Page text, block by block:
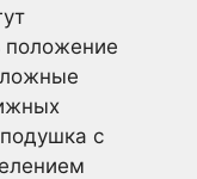
положение
с